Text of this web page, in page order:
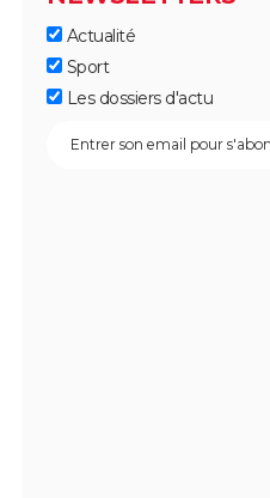
Actualité
Sport
Les dossiers d'actu